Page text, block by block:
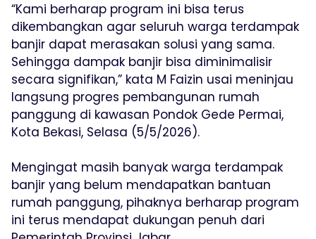
“Kami berharap program ini bisa terus
dikembangkan agar seluruh warga terdampak
banjir dapat merasakan solusi yang sama.
Sehingga dampak banjir bisa diminimalisir
secara signifikan,” kata M Faizin usai meninjau
langsung progres pembangunan rumah
panggung di kawasan Pondok Gede Permai,
Kota Bekasi, Selasa (5/5/2026).
Mengingat masih banyak warga terdampak
banjir yang belum mendapatkan bantuan
rumah panggung, pihaknya berharap program
ini terus mendapat dukungan penuh dari